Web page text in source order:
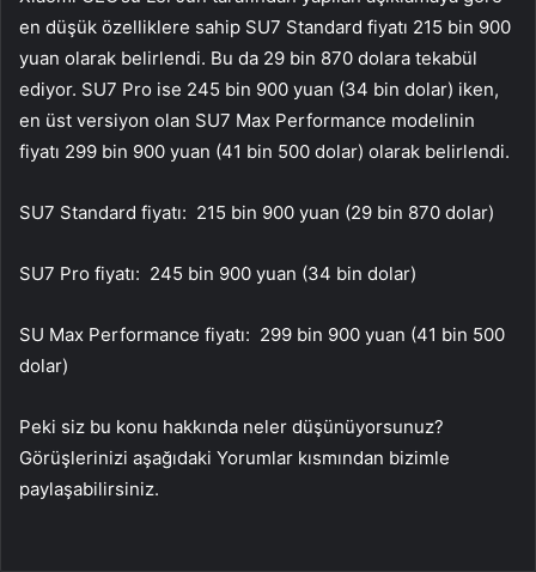
en düşük özelliklere sahip SU7 Standard fiyatı 215 bin 900
yuan olarak belirlendi. Bu da 29 bin 870 dolara tekabül
ediyor. SU7 Pro ise 245 bin 900 yuan (34 bin dolar) iken,
en üst versiyon olan SU7 Max Performance modelinin
fiyatı 299 bin 900 yuan (41 bin 500 dolar) olarak belirlendi.
SU7 Standard fiyatı: 215 bin 900 yuan (29 bin 870 dolar)
SU7 Pro fiyatı: 245 bin 900 yuan (34 bin dolar)
SU Max Performance fiyatı: 299 bin 900 yuan (41 bin 500
dolar)
Peki siz bu konu hakkında neler düşünüyorsunuz?
Görüşlerinizi aşağıdaki Yorumlar kısmından bizimle
paylaşabilirsiniz.